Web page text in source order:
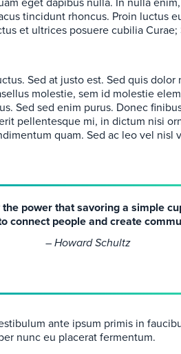
tincidunt rhoncus. Proin luctus
et ultrices posuere cubilia
Sed at justo est. Sed quis
molestie, sem id molestie
Sed sed enim purus. Donec
pellentesque mi, in dictum nisi
quam. Sed ac leo vel nisl
the power that savoring a simple
connect people and create
– Howard Schultz
ante ipsum primis in
nunc eu placerat fermentum.